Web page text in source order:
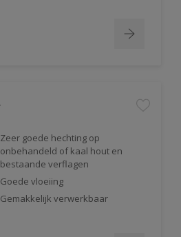
Zeer goede hechting op
onbehandeld of kaal hout en
bestaande verflagen
Goede vloeiing
Gemakkelijk verwerkbaar